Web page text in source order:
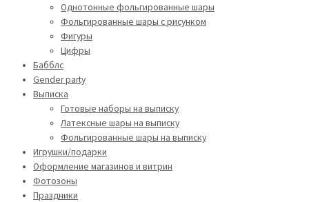
Однотонные фольгированные шары
Фольгированные шары с рисунком
Фигуры
Цифры
Бабблс
Gender party
Выписка
Готовые наборы на выписку
Латексные шары на выписку
Фольгированные шары на выписку
Игрушки/подарки
Оформление магазинов и витрин
Фотозоны
Праздники